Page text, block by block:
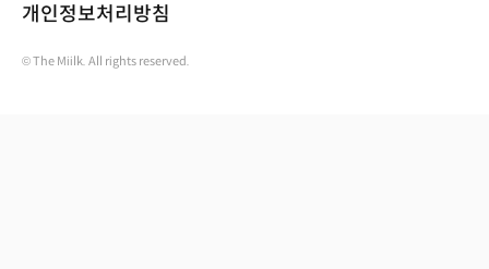
개인정보처리방침
© The Miilk. All rights reserved.